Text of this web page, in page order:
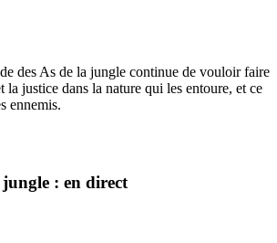
des As de la jungle continue de vouloir faire
la justice dans la nature qui les entoure, et ce
ennemis.
jungle : en direct